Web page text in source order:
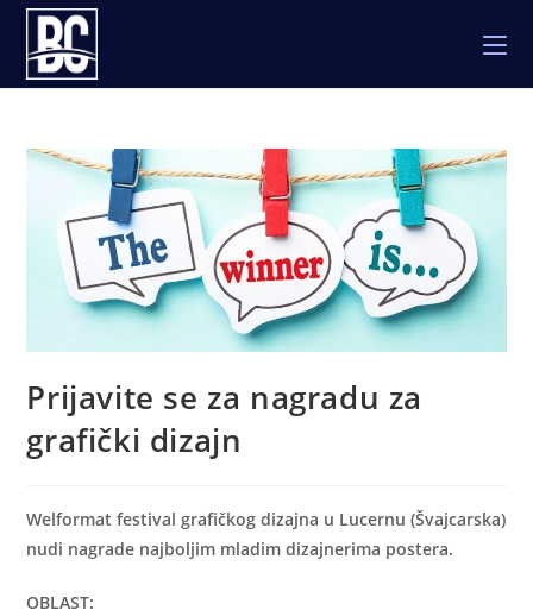
Skip
content
Prijavite se za nagradu za
grafički dizajn
Welformat festival grafičkog dizajna u Lucernu (Švajcarska)
nudi nagrade najboljim mladim dizajnerima postera.
OBLAST: